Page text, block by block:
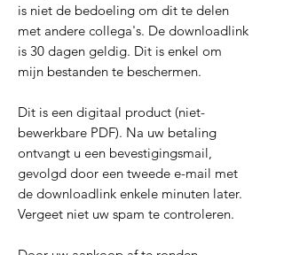
is niet de bedoeling om dit te delen
met andere collega's. De downloadlink
is 30 dagen geldig. Dit is enkel om
mijn bestanden te beschermen.
Dit is een digitaal product (niet-
bewerkbare PDF). Na uw betaling
ontvangt u een bevestigingsmail,
gevolgd door een tweede e-mail met
de downloadlink enkele minuten later.
Vergeet niet uw spam te controleren.